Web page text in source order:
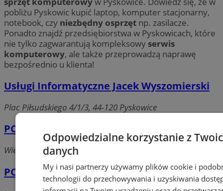
pobliżu Pyskowic kupić laptop, komputer stacjonarny,
notebook, czy niezbędny osprzęt np. zasilacze.
Ponadto znajdź przedsiębiorstwa w Pyskowicach, które
nie tylko zagwarantują kompleksowy serwis
komputerowy, ale także przeprowadzą naprawę
bezpośrednio u klienta!
Usługi Informatyczne Jacek Wyszomierski
Plac Piłsudskiego 4/1/3, 44-120 Pyskowice
PC Pomoc
Wieczorka 18A, 44-120 Pyskowice
PCRESCUE WEB-LINE
Odpowiedzialne korzystanie z
danych
My i nasi partnerzy używamy plików cookie i
technologii do przechowywania i uzyskiwania